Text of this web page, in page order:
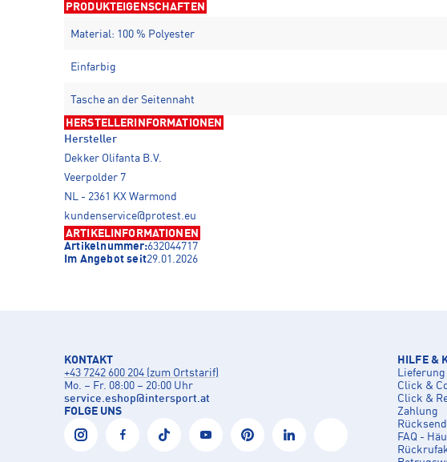
PRODUKTEIGENSCHAFTEN
Material: 100 % Polyester
Einfarbig
Tasche an der Seitennaht
HERSTELLERINFORMATIONEN
Hersteller
Dekker Olifanta B.V.
Veerpolder 7
NL - 2361 KX Warmond
kundenservice@protest.eu
ARTIKELINFORMATIONEN
Artikelnummer:632044717
Im Angebot seit29.01.2026
KONTAKT
+43 7242 600 204 (zum Ortstarif)
Mo. – Fr. 08:00 – 20:00 Uhr
service.eshop@intersport.at
FOLGE UNS
HILFE &
Lieferung
Click &
Click &
Zahlung
FAQ -